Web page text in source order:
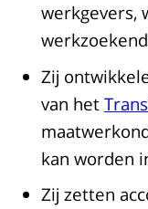
werkgevers,
Zij
van het
kan worden
Zij zetten